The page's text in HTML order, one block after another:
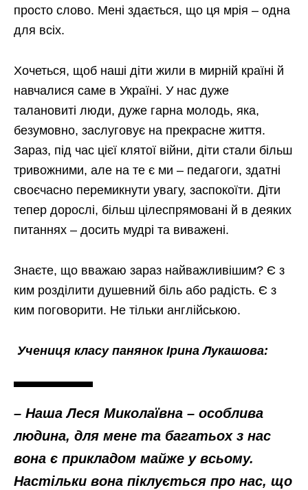
просто слово. Мені здається, що ця мрія – одна
для всіх.
Хочеться, щоб наші діти жили в мирній країні й
навчалися саме в Україні. У нас дуже
талановиті люди, дуже гарна молодь, яка,
безумовно, заслуговує на прекрасне життя.
Зараз, під час цієї клятої війни, діти стали більш
тривожними, але на те є ми – педагоги, здатні
своєчасно перемикнути увагу, заспокоїти. Діти
тепер дорослі, більш цілеспрямовані й в деяких
питаннях – досить мудрі та виважені.
Знаєте, що вважаю зараз найважливішим? Є з
ким розділити душевний біль або радість. Є з
ким поговорити. Не тільки англійською.
Учениця класу панянок Ірина Лукашова:
– Наша Леся Миколаївна – особлива
людина, для мене та багатьох з нас
вона є прикладом майже у всьому.
Настільки вона піклується про нас, що